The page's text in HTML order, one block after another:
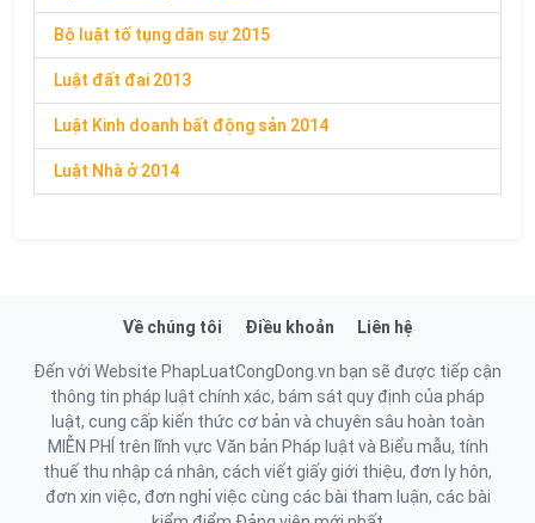
Bộ luật tố tụng dân sự 2015
Luật đất đai 2013
Luật Kinh doanh bất động sản 2014
Luật Nhà ở 2014
Về chúng tôi Điều khoản Liên hệ
Đến với Website PhapLuatCongDong.vn bạn sẽ được tiếp cận
thông tin pháp luật chính xác, bám sát quy định của pháp
luật, cung cấp kiến thức cơ bản và chuyên sâu hoàn toàn
MIỄN PHÍ trên lĩnh vực Văn bản Pháp luật và Biểu mẫu, tính
thuế thu nhập cá nhân, cách viết giấy giới thiệu, đơn ly hôn,
đơn xin việc, đơn nghỉ việc cùng các bài tham luận, các bài